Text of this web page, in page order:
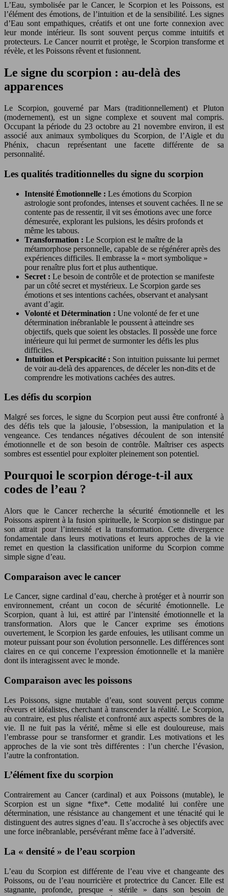
L’Eau, symbolisée par le Cancer, le Scorpion et les Poissons, est
l’élément des émotions, de l’intuition et de la sensibilité. Les signes
d’Eau sont empathiques, créatifs et ont une forte connexion avec
leur monde intérieur. Ils sont souvent perçus comme intuitifs et
protecteurs. Le Cancer nourrit et protège, le Scorpion transforme et
révèle, et les Poissons rêvent et fusionnent.
Le signe du scorpion : au-delà des
apparences
Le Scorpion, gouverné par Mars (traditionnellement) et Pluton
(modernement), est un signe complexe et souvent mal compris.
Occupant la période du 23 octobre au 21 novembre environ, il est
associé aux animaux symboliques du Scorpion, de l’Aigle et du
Phénix, chacun représentant une facette différente de sa
personnalité.
Les qualités traditionnelles du signe du scorpion
Intensité Émotionnelle : Les émotions du Scorpion
astrologie sont profondes, intenses et souvent cachées. Il ne se
contente pas de ressentir, il vit ses émotions avec une force
démesurée, explorant les pulsions, les désirs profonds et
même les tabous.
Transformation : Le Scorpion est le maître de la
métamorphose personnelle, capable de se régénérer après des
expériences difficiles. Il embrasse la « mort symbolique »
pour renaître plus fort et plus authentique.
Secret : Le besoin de contrôle et de protection se manifeste
par un côté secret et mystérieux. Le Scorpion garde ses
émotions et ses intentions cachées, observant et analysant
avant d’agir.
Volonté et Détermination : Une volonté de fer et une
détermination inébranlable le poussent à atteindre ses
objectifs, quels que soient les obstacles. Il possède une force
intérieure qui lui permet de surmonter les défis les plus
difficiles.
Intuition et Perspicacité : Son intuition puissante lui permet
de voir au-delà des apparences, de déceler les non-dits et de
comprendre les motivations cachées des autres.
Les défis du scorpion
Malgré ses forces, le signe du Scorpion peut aussi être confronté à
des défis tels que la jalousie, l’obsession, la manipulation et la
vengeance. Ces tendances négatives découlent de son intensité
émotionnelle et de son besoin de contrôle. Maîtriser ces aspects
sombres est essentiel pour exploiter pleinement son potentiel.
Pourquoi le scorpion déroge-t-il aux
codes de l’eau ?
Alors que le Cancer recherche la sécurité émotionnelle et les
Poissons aspirent à la fusion spirituelle, le Scorpion se distingue par
son attrait pour l’intensité et la transformation. Cette divergence
fondamentale dans leurs motivations et leurs approches de la vie
remet en question la classification uniforme du Scorpion comme
simple signe d’eau.
Comparaison avec le cancer
Le Cancer, signe cardinal d’eau, cherche à protéger et à nourrir son
environnement, créant un cocon de sécurité émotionnelle. Le
Scorpion, quant à lui, est attiré par l’intensité émotionnelle et la
transformation. Alors que le Cancer exprime ses émotions
ouvertement, le Scorpion les garde enfouies, les utilisant comme un
moteur puissant pour son évolution personnelle. Les différences sont
claires en ce qui concerne l’expression émotionnelle et la manière
dont ils interagissent avec le monde.
Comparaison avec les poissons
Les Poissons, signe mutable d’eau, sont souvent perçus comme
rêveurs et idéalistes, cherchant à transcender la réalité. Le Scorpion,
au contraire, est plus réaliste et confronté aux aspects sombres de la
vie. Il ne fuit pas la vérité, même si elle est douloureuse, mais
l’embrasse pour se transformer et grandir. Les motivations et les
approches de la vie sont très différentes : l’un cherche l’évasion,
l’autre la confrontation.
L’élément fixe du scorpion
Contrairement au Cancer (cardinal) et aux Poissons (mutable), le
Scorpion est un signe *fixe*. Cette modalité lui confère une
détermination, une résistance au changement et une ténacité qui le
distinguent des autres signes d’eau. Il s’accroche à ses objectifs avec
une force inébranlable, persévérant même face à l’adversité.
La « densité » de l’eau scorpion
L’eau du Scorpion est différente de l’eau vive et changeante des
Poissons, ou de l’eau nourricière et protectrice du Cancer. Elle est
stagnante, profonde, presque « stérile » dans son besoin de